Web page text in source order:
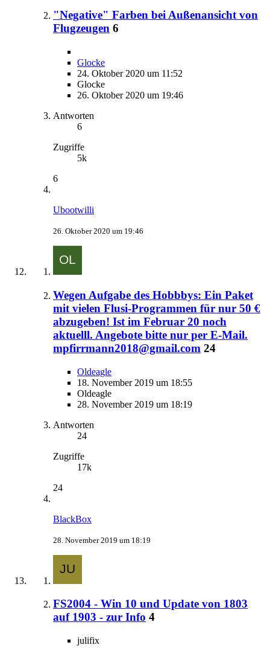
"Negative" Farben bei Außenansicht von
Flugzeugen 6
Glocke
24. Oktober 2020 um 11:52
Glocke
26. Oktober 2020 um 19:46
Antworten
6
Zugriffe
5k
6
Ubootwilli
26. Oktober 2020 um 19:46
Wegen Aufgabe des Hobbbys: Ein Paket
mit vielen Flusi-Programmen für nur 50 €
abzugeben! Ist im Februar 20 noch
aktuelll. Angebote bitte nur per E-Mail.
mpfirrmann2018@gmail.com 24
Oldeagle
18. November 2019 um 18:55
Oldeagle
28. November 2019 um 18:19
Antworten
24
Zugriffe
17k
24
BlackBox
28. November 2019 um 18:19
FS2004 - Win 10 und Update von 1803
auf 1903 - zur Info 4
julifix